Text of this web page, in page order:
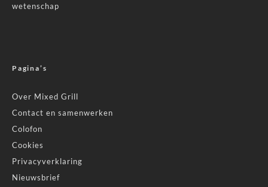
wetenschap
Pagina’s
Over Mixed Grill
Contact en samenwerken
Colofon
Cookies
Privacyverklaring
Nieuwsbrief